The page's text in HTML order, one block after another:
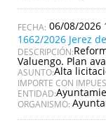
06/08/2026
1662/2026 Jerez
DESCRIPCIÓN:
Valuengo. Plan
ASUNTO:Alta
IMPORTE CON
ENTIDAD:
ORGANISMO: